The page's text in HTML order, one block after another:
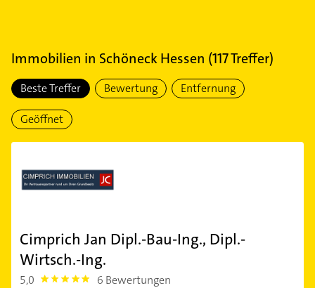
Immobilien in Schöneck Hessen (117Treffer)
Beste Treffer Bewertung Entfernung
Geöffnet
Cimprich Jan Dipl.-Bau-Ing., Dipl.-
Wirtsch.-Ing.
5,0 5.0 6 Bewertungen